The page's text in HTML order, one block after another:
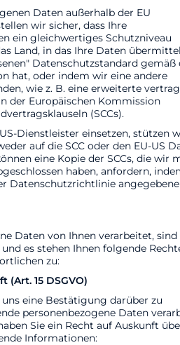
Daten außerhalb der EU
wir sicher, dass Ihre
ein gleichwertiges Schutzniveau
Land, in das Ihre Daten
Datenschutzstandard gemäß
hat, oder indem wir eine andere
wie z. B. eine erweiterte
der Europäischen Kommission
(SCCs).
Dienstleister einsetzen, stützen
auf die SCC oder den EU-US
eine Kopie der SCCs, die wir
haben, anfordern,
Datenschutzrichtlinie
Daten von Ihnen verarbeitet, sind
es stehen Ihnen folgende
zu:
(Art. 15 DSGVO)
uns eine Bestätigung darüber zu
personenbezogene Daten
Sie ein Recht auf Auskunft
Informationen: